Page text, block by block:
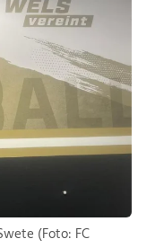
(Foto: FC